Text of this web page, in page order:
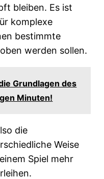
bleiben. Es ist
komplexe
bestimmte
werden sollen.
Grundlagen des
Minuten!
die
Weise
Spiel mehr